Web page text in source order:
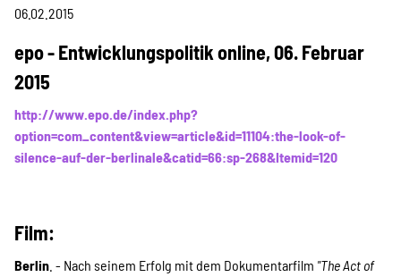
Publikationen
Projekte
06.02.2015
epo - Entwicklungspolitik online, 06. Februar
2015
http://www.epo.de/index.php?
option=com_content&view=article&id=11104:the-look-of-
silence-auf-der-berlinale&catid=66:sp-268&Itemid=120
Film:
Berlin . - Nach seinem Erfolg mit dem Dokumentarfilm "The Act of